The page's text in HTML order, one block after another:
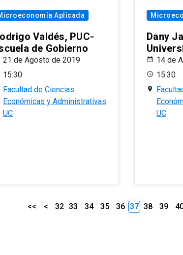
Aplicada
Valdés, PUC-
de Gobierno
21 de Agosto de 2019
15:30
Facultad de Ciencias
Económicas y Administrativas
UC
Dany
14 de
15:30
UC
<< < 32 33 34 35 36 37 38 39